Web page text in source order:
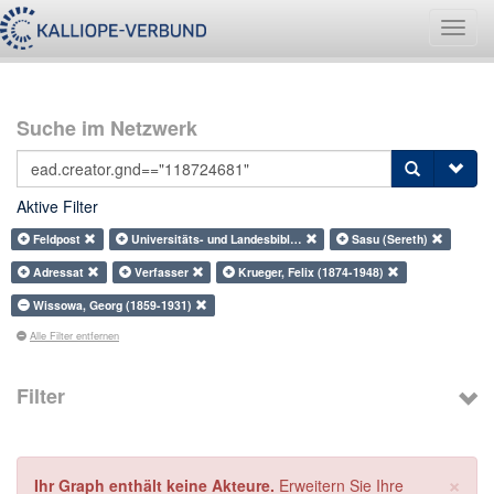
Suche im Netzwerk
Aktive Filter
Feldpost Universitäts- und Landesbibl…
Sasu (Sereth)
Adressat
Verfasser
Krueger, Felix (1874-1948)
Wissowa, Georg (1859-1931)
Alle Filter entfernen
Filter
×
Ihr Graph enthält keine Akteure. Erweitern Sie Ihre